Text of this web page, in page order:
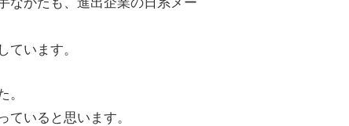
います。
いると思います。